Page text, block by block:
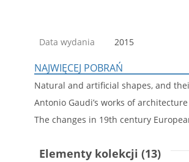
Data wydania 2015
NAJWIĘCEJ POBRAŃ
Elementy kolekcji (13)